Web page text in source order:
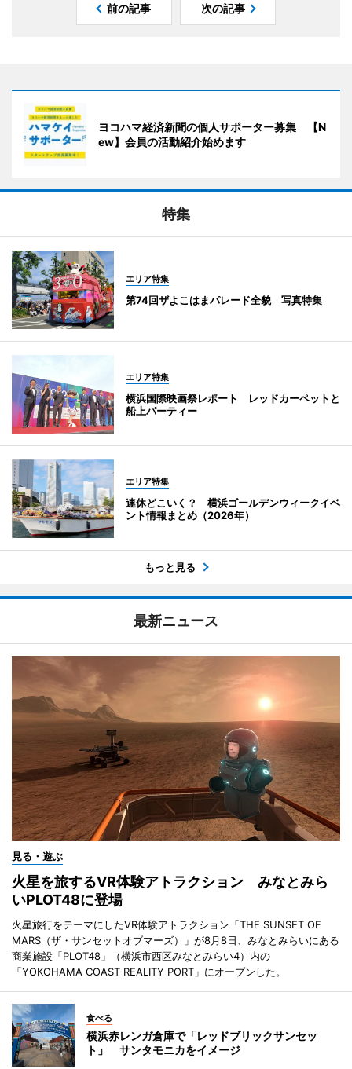
前の記事 次の記事
ヨコハマ経済新聞の個人サポーター募集 【N
ew】会員の活動紹介始めます
特集
エリア特集
第74回ザよこはまパレード全貌 写真特集
エリア特集
横浜国際映画祭レポート レッドカーペットと
船上パーティー
エリア特集
連休どこいく？ 横浜ゴールデンウィークイベ
ント情報まとめ（2026年）
もっと見る
最新ニュース
見る・遊ぶ
火星を旅するVR体験アトラクション みなとみら
いPLOT48に登場
火星旅行をテーマにしたVR体験アトラクション「THE SUNSET OF
MARS（ザ・サンセットオブマーズ）」が8月8日、みなとみらいにある
商業施設「PLOT48」（横浜市西区みなとみらい4）内の
「YOKOHAMA COAST REALITY PORT」にオープンした。
食べる
横浜赤レンガ倉庫で「レッドブリックサンセッ
ト」 サンタモニカをイメージ